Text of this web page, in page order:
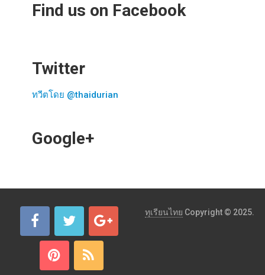
Find us on Facebook
Twitter
ทวีตโดย @thaidurian
Google+
ทุเรียนไทย Copyright © 2025.